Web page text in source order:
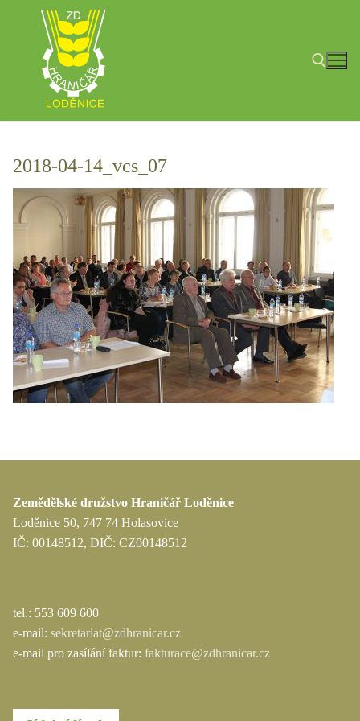
Přeskočit
2018-04-14_vcs_07
Zemědělské družstvo Hraničář Loděnice
Loděnice 50, 747 74 Holasovice
IČ: 00148512, DIČ: CZ00148512
tel.: 553 609 600
e-mail: sekretariat@zdhranicar.cz
e-mail pro zasílání faktur: fakturace@zdhranicar.cz